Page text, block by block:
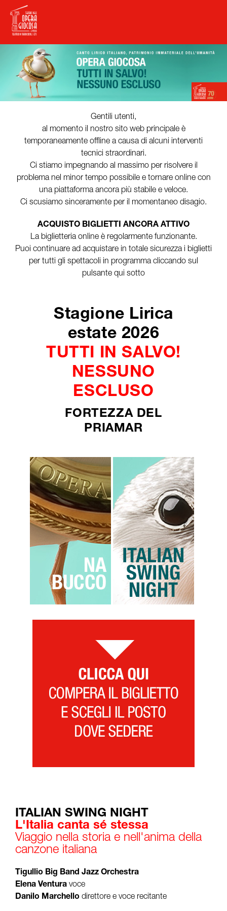
Gentili utenti,
al momento il nostro sito web principale è
temporaneamente offline a causa di alcuni interventi
tecnici straordinari.
Ci stiamo impegnando al massimo per risolvere il
problema nel minor tempo possibile e tornare online con
una piattaforma ancora più stabile e veloce.
Ci scusiamo sinceramente per il momentaneo disagio.
ACQUISTO BIGLIETTI ANCORA ATTIVO
La biglietteria online è regolarmente funzionante.
Puoi continuare ad acquistare in totale sicurezza i biglietti
per tutti gli spettacoli in programma cliccando sul
pulsante qui sotto
Stagione Lirica
estate 2026
TUTTI IN SALVO!
NESSUNO
ESCLUSO
FORTEZZA DEL
PRIAMAR
ITALIAN SWING NIGHT
L'Italia canta sé stessa
Viaggio nella storia e nell'anima della
canzone italiana
Tigullio Big Band Jazz Orchestra
Elena Ventura voce
Danilo Marchello direttore e voce recitante